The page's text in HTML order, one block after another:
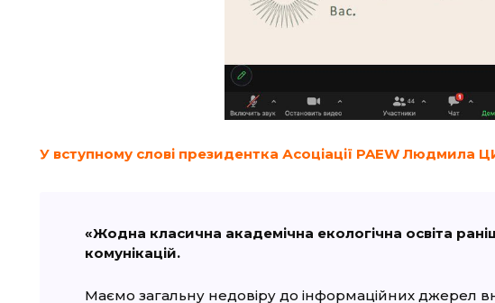
У вступному слові президентка Асоціації PAEWЛюдмила
«Жодна класична академічна екологічна освіта
комунікацій.
Маємо загальну недовіру до інформаційних джерел